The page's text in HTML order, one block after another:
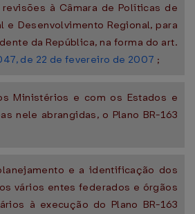
à Câmara de Políticas de
e Desenvolvimento Regional, para
da República, na forma do art.
de 22 de fevereiro de 2007 ;
Ministérios e com os Estados e
nele abrangidas, o Plano BR-163
e a identificação dos
vários entes federados e órgãos
à execução do Plano BR-163